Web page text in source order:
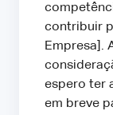
contribuir
Empresa].
espero ter
em breve